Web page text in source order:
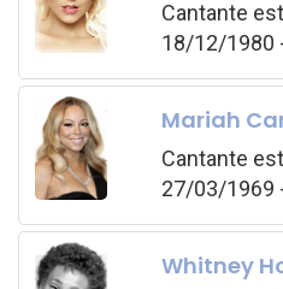
Cantante
18/12/1980
Mariah
Cantante
27/03/1969
Whitney